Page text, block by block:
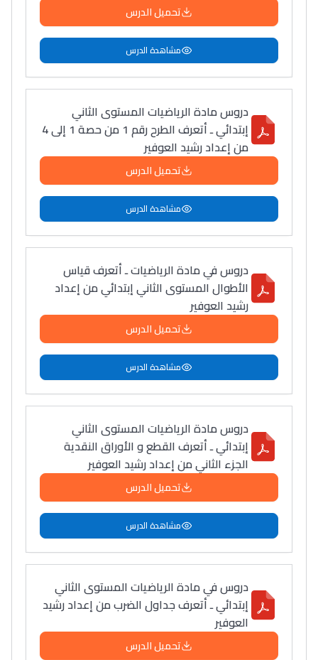
تحميل الدرس
مشاهدة الدرس
دروس مادة الرياضيات المستوى الثاني
إبتدائي ـ أتعرف الطرح رقم 1 من حصة 1 إلى 4
من إعداد رشيد العوفير
تحميل الدرس
مشاهدة الدرس
دروس في مادة الرياضيات ـ أتعرف قياس
الأطوال المستوى الثاني إبتدائي من إعداد
رشيد العوفير
تحميل الدرس
مشاهدة الدرس
دروس مادة الرياضيات المستوى الثاني
إبتدائي ـ أتعرف القطع و الأوراق النقدية
الجزء الثاني من إعداد رشيد العوفير
تحميل الدرس
مشاهدة الدرس
دروس في مادة الرياضيات المستوى الثاني
إبتدائي ـ أتعرف جداول الضرب من إعداد رشيد
العوفير
تحميل الدرس